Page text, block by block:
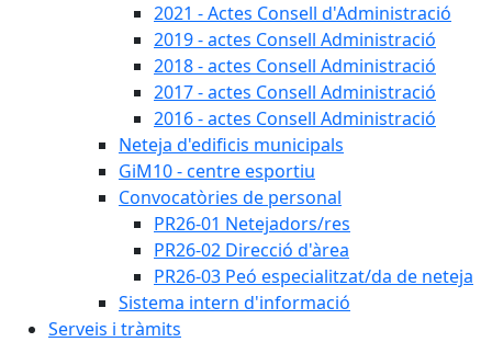
2021 - Actes Consell d'Administració
2019 - actes Consell Administració
2018 - actes Consell Administració
2017 - actes Consell Administració
2016 - actes Consell Administració
Neteja d'edificis municipals
GiM10 - centre esportiu
Convocatòries de personal
PR26-01 Netejadors/res
PR26-02 Direcció d'àrea
PR26-03 Peó especialitzat/da de neteja
Sistema intern d'informació
Serveis i tràmits